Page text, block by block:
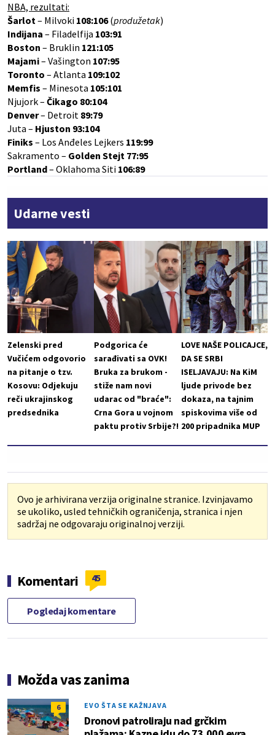
NBA, rezultati:
Šarlot– Milvoki 108:106(produžetak)
Indijana – Filadelfija 103:91
Boston – Bruklin 121:105
Majami– Vašington 107:95
Toronto – Atlanta 109:102
Memfis – Minesota 105:101
Njujork – Čikago 80:104
Denver– Detroit 89:79
Juta – Hjuston 93:104
Finiks – Los Anđeles Lejkers 119:99
Sakramento – Golden Stejt 77:95
Portland– Oklahoma Siti 106:89
Udarne vesti
Zelenski pred
Vučićem odgovorio
na pitanje o tzv.
Kosovu: Odjekuju
reči ukrajinskog
predsednika
Podgorica će
sarađivati sa OVK!
Bruka za brukom -
stiže nam novi
udarac od "braće":
Crna Gora u vojnom
paktu protiv Srbije?!
LOVE NAŠE POLICAJCE,
DA SE SRBI
ISELJAVAJU: Na KiM
ljude privode bez
dokaza, na tajnim
spiskovima više od
200 pripadnika MUP
Ovo je arhivirana verzija originalne stranice. Izvinjavamo
se ukoliko, usled tehničkih ograničenja, stranica i njen
sadržaj ne odgovaraju originalnoj verziji.
Komentari 45
Pogledaj komentare
Možda vas zanima
6 EVO ŠTA SE KAŽNJAVA
Dronovi patroliraju nad grčkim